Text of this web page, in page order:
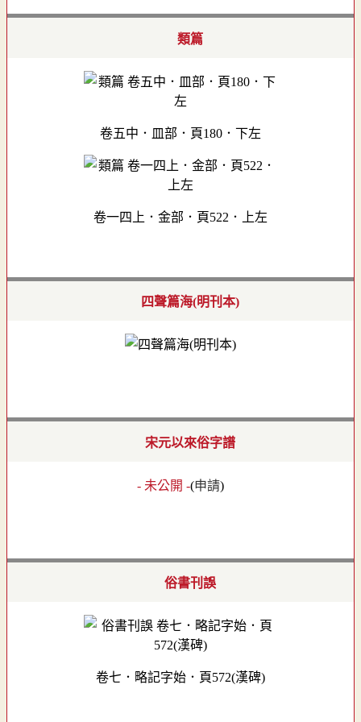
類篇
卷五中．皿部．頁180．下左
卷一四上．金部．頁522．上左
四聲篇海(明刊本)
宋元以來俗字譜
- 未公開 -(申請)
俗書刊誤
卷七．略記字始．頁572(漢碑)